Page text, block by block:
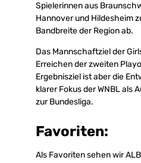
Spielerinnen aus
Hannover und Hildesheim
Bandbreite der Region ab.
Das Mannschaftziel der
Erreichen der zweiten
Ergebnisziel ist aber die
klarer Fokus der WNBL als
zur Bundesliga.
Favoriten:
Als Favoriten sehen wir